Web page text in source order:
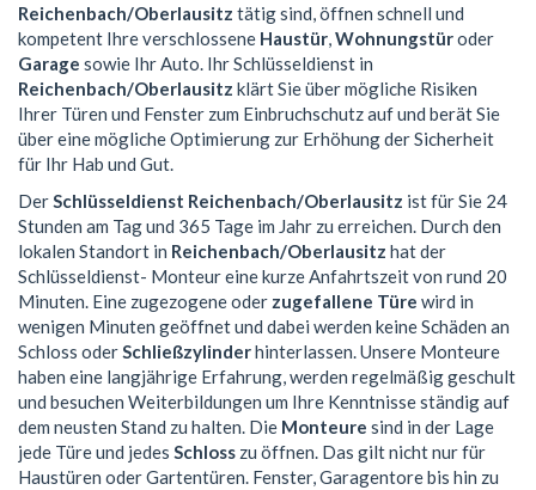
Reichenbach/Oberlausitz tätig sind, öffnen schnell und
kompetent Ihre verschlossene Haustür,Wohnungstüroder
Garage sowie Ihr Auto. Ihr Schlüsseldienst in
Reichenbach/Oberlausitz klärt Sie über mögliche Risiken
Ihrer Türen und Fenster zum Einbruchschutz auf und berät Sie
über eine mögliche Optimierung zur Erhöhung der Sicherheit
für Ihr Hab und Gut.
DerSchlüsseldienst Reichenbach/Oberlausitz ist für Sie 24
Stunden am Tag und 365 Tage im Jahr zu erreichen. Durch den
lokalen Standort in Reichenbach/Oberlausitz hat der
Schlüsseldienst- Monteur eine kurze Anfahrtszeit von rund 20
Minuten. Eine zugezogene oder zugefallene Türe wird in
wenigen Minuten geöffnet und dabei werden keine Schäden an
Schloss oderSchließzylinderhinterlassen. Unsere Monteure
haben eine langjährige Erfahrung, werden regelmäßig geschult
und besuchen Weiterbildungen um Ihre Kenntnisse ständig auf
dem neusten Stand zu halten. Die Monteure sind in der Lage
jede Türe und jedes Schloss zu öffnen. Das gilt nicht nur für
Haustüren oder Gartentüren. Fenster, Garagentore bis hin zu